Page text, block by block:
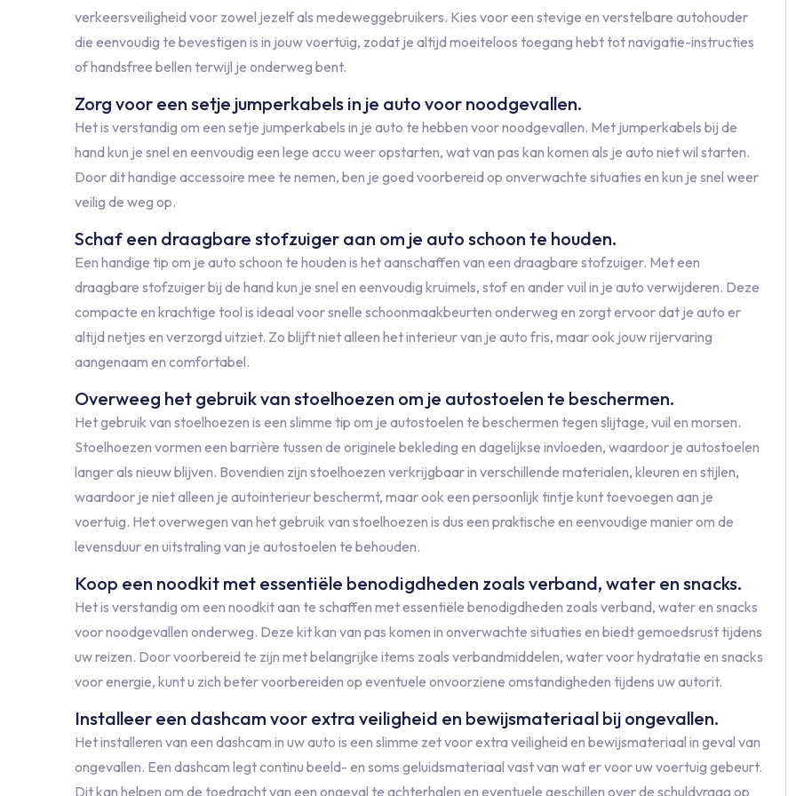
verkeersveiligheid voor zowel jezelf als medeweggebruikers. Kies voor een stevige en verstelbare autohouder
die eenvoudig te bevestigen is in jouw voertuig, zodat je altijd moeiteloos toegang hebt tot navigatie-instructies
of handsfree bellen terwijl je onderweg bent.
Zorg voor een setje jumperkabels in je auto voor noodgevallen.
Het is verstandig om een setje jumperkabels in je auto te hebben voor noodgevallen. Met jumperkabels bij de
hand kun je snel en eenvoudig een lege accu weer opstarten, wat van pas kan komen als je auto niet wil starten.
Door dit handige accessoire mee te nemen, ben je goed voorbereid op onverwachte situaties en kun je snel weer
veilig de weg op.
Schaf een draagbare stofzuiger aan om je auto schoon te houden.
Een handige tip om je auto schoon te houden is het aanschaffen van een draagbare stofzuiger. Met een
draagbare stofzuiger bij de hand kun je snel en eenvoudig kruimels, stof en ander vuil in je auto verwijderen. Deze
compacte en krachtige tool is ideaal voor snelle schoonmaakbeurten onderweg en zorgt ervoor dat je auto er
altijd netjes en verzorgd uitziet. Zo blijft niet alleen het interieur van je auto fris, maar ook jouw rijervaring
aangenaam en comfortabel.
Overweeg het gebruik van stoelhoezen om je autostoelen te beschermen.
Het gebruik van stoelhoezen is een slimme tip om je autostoelen te beschermen tegen slijtage, vuil en morsen.
Stoelhoezen vormen een barrière tussen de originele bekleding en dagelijkse invloeden, waardoor je autostoelen
langer als nieuw blijven. Bovendien zijn stoelhoezen verkrijgbaar in verschillende materialen, kleuren en stijlen,
waardoor je niet alleen je autointerieur beschermt, maar ook een persoonlijk tintje kunt toevoegen aan je
voertuig. Het overwegen van het gebruik van stoelhoezen is dus een praktische en eenvoudige manier om de
levensduur en uitstraling van je autostoelen te behouden.
Koop een noodkit met essentiële benodigdheden zoals verband, water en snacks.
Het is verstandig om een noodkit aan te schaffen met essentiële benodigdheden zoals verband, water en snacks
voor noodgevallen onderweg. Deze kit kan van pas komen in onverwachte situaties en biedt gemoedsrust tijdens
uw reizen. Door voorbereid te zijn met belangrijke items zoals verbandmiddelen, water voor hydratatie en snacks
voor energie, kunt u zich beter voorbereiden op eventuele onvoorziene omstandigheden tijdens uw autorit.
Installeer een dashcam voor extra veiligheid en bewijsmateriaal bij ongevallen.
Het installeren van een dashcam in uw auto is een slimme zet voor extra veiligheid en bewijsmateriaal in geval van
ongevallen. Een dashcam legt continu beeld- en soms geluidsmateriaal vast van wat er voor uw voertuig gebeurt.
Dit kan helpen om de toedracht van een ongeval te achterhalen en eventuele geschillen over de schuldvraag op